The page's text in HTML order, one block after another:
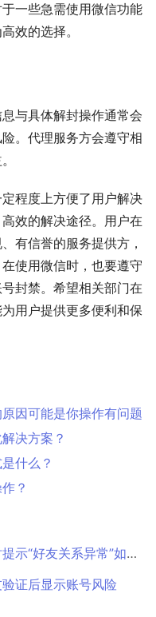
一些急需使用微信功能
效的选择。
与具体解封操作通常会
。代理服务方会遵守相
程度上方便了用户解决
效的解决途径。用户在
有信誉的服务提供方，
使用微信时，也要遵守
封禁。希望相关部门在
用户提供更多便利和保
因可能是你操作有问题
决方案？
什么？
？
友关系异常”如何解决？
证后显示账号风险